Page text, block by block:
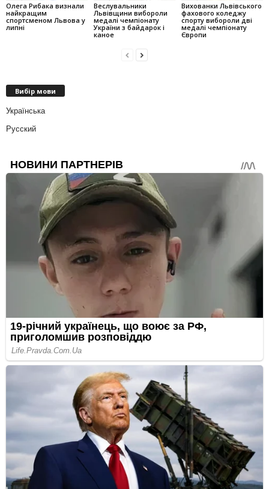
Олега Рибака визнали
найкращим
спортсменом Львова у
липні
Веслувальники
Львівщини вибороли
медалі чемпіонату
України з байдарок і
каное
Вихованки Львівського
фахового коледжу
спорту вибороли дві
медалі чемпіонату
Європи
Вибір мови
Українська
Русский